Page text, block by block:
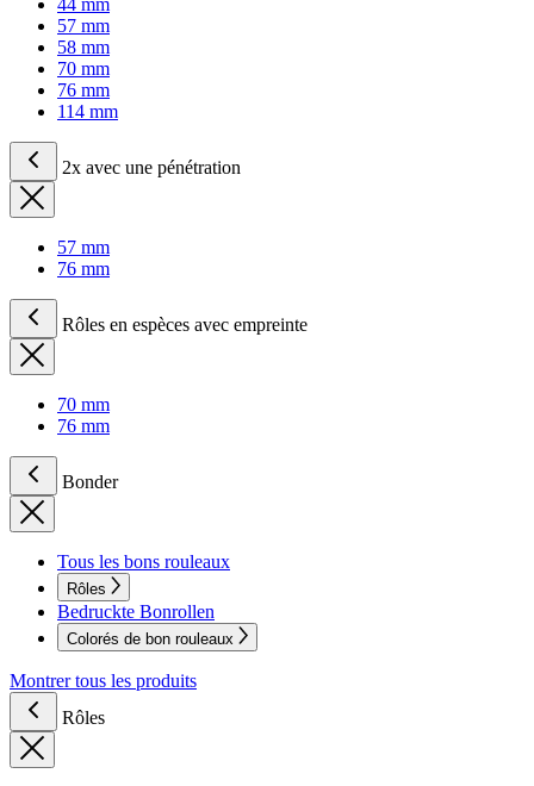
44 mm
57 mm
58 mm
70 mm
76 mm
114 mm
2x avec une pénétration
57 mm
76 mm
Rôles en espèces avec empreinte
70 mm
76 mm
Bonder
Tous les bons rouleaux
Rôles
Bedruckte Bonrollen
Colorés de bon rouleaux
Montrer tous les produits
Rôles